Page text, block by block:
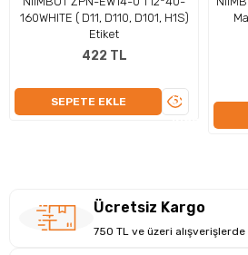
160WHITE ( D11, D110, D101, H1S)
Etiket
422 TL
SEPETE EKLE
ÜRÜNÜ
Ücretsiz Kargo
750 TL ve üzeri